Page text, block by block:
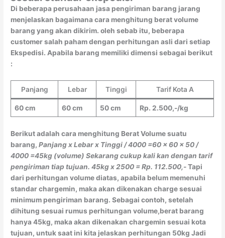
Di beberapa perusahaan jasa pengiriman barang jarang
menjelaskan bagaimana cara menghitung berat volume
barang yang akan dikirim. oleh sebab itu, beberapa
customer salah paham dengan perhitungan asli dari setiap
Ekspedisi. Apabila barang memiliki dimensi sebagai berikut
:
Panjang Lebar Tinggi Tarif Kota A
60 cm 60 cm 50 cm Rp. 2.500,-/kg
Berikut adalah cara menghitung Berat Volume suatu
barang,Panjang x Lebar x Tinggi / 4000 =60 x 60 x 50 /
4000 =45kg (volume) Sekarang cukup kali kan dengan tarif
pengiriman tiap tujuan. 45kg x 2500 = Rp. 112.500,-Tapi
dari perhitungan volume diatas, apabila belum memenuhi
standar chargemin, maka akan dikenakan charge sesuai
minimum pengiriman barang. Sebagai contoh, setelah
dihitung sesuai rumus perhitungan volume,berat barang
hanya 45kg, maka akan dikenakan chargemin sesuai kota
tujuan, untuk saat ini kita jelaskan perhitungan 50kg Jadi